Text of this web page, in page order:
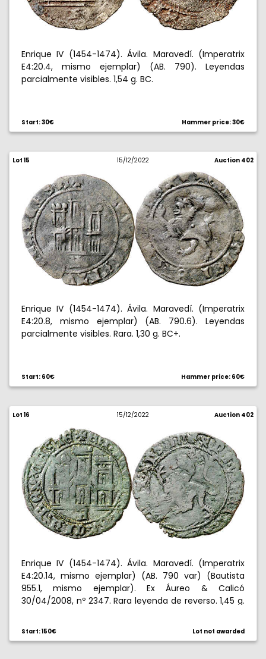
Enrique IV (1454-1474). Ávila. Maravedí. (Imperatrix
E4:20.4, mismo ejemplar) (AB. 790). Leyendas
parcialmente visibles. 1,54 g. BC.
Start: 30€ Hammer price: 30€
Lot 15 15/12/2022 Auction 402
Enrique IV (1454-1474). Ávila. Maravedí. (Imperatrix
E4:20.8, mismo ejemplar) (AB. 790.6). Leyendas
parcialmente visibles. Rara. 1,30 g. BC+.
Start: 60€ Hammer price: 60€
Lot 16 15/12/2022 Auction 402
Enrique IV (1454-1474). Ávila. Maravedí. (Imperatrix
E4:20.14, mismo ejemplar) (AB. 790 var) (Bautista
955.1, mismo ejemplar). Ex Áureo & Calicó
30/04/2008, nº 2347. Rara leyenda de reverso. 1,45 g.
Start: 150€ Lot not awarded